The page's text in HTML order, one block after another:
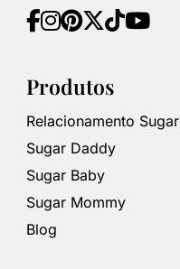
Produtos
Relacionamento Sugar
Sugar Daddy
Sugar Baby
Sugar Mommy
Blog